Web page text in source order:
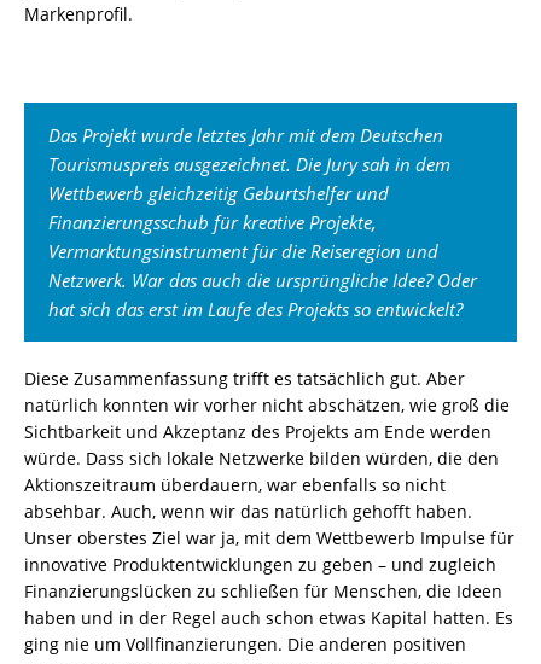
Markenprofil.
Das Projekt wurde letztes Jahr mit dem Deutschen
Tourismuspreis ausgezeichnet. Die Jury sah in dem
Wettbewerb gleichzeitig Geburtshelfer und
Finanzierungsschub für kreative Projekte,
Vermarktungsinstrument für die Reiseregion und
Netzwerk. War das auch die ursprüngliche Idee? Oder
hat sich das erst im Laufe des Projekts so entwickelt?
Diese Zusammenfassung trifft es tatsächlich gut. Aber
natürlich konnten wir vorher nicht abschätzen, wie groß die
Sichtbarkeit und Akzeptanz des Projekts am Ende werden
würde. Dass sich lokale Netzwerke bilden würden, die den
Aktionszeitraum überdauern, war ebenfalls so nicht
absehbar. Auch, wenn wir das natürlich gehofft haben.
Unser oberstes Ziel war ja, mit dem Wettbewerb Impulse für
innovative Produktentwicklungen zu geben – und zugleich
Finanzierungslücken zu schließen für Menschen, die Ideen
haben und in der Regel auch schon etwas Kapital hatten. Es
ging nie um Vollfinanzierungen. Die anderen positiven